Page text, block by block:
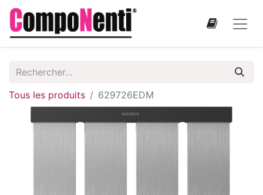
Tous les produits 629726EDM